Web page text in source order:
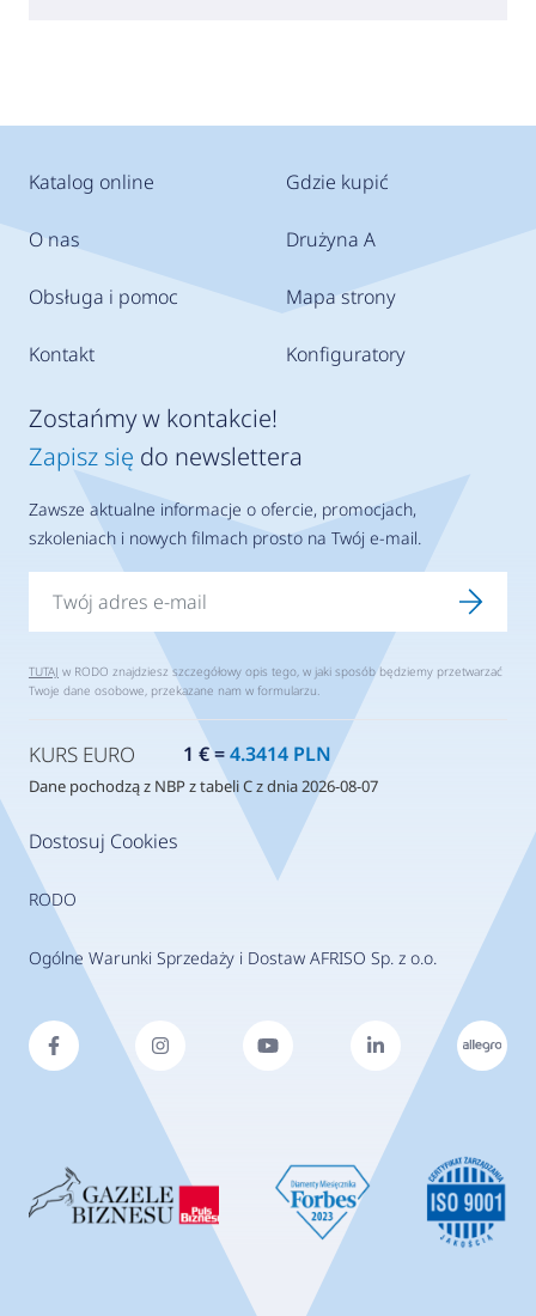
Katalog online
O nas
Obsługa i pomoc
Kontakt
Gdzie kupić
Drużyna A
Mapa strony
Konfiguratory
Dostosuj Cookies
RODO
Ogólne Warunki Sprzedaży i Dostaw AFRISO Sp. z o.o.
Zostańmy w kontakcie!
Zapisz się do newslettera
Zawsze aktualne informacje o ofercie, promocjach,
szkoleniach i nowych filmach prosto na Twój e-mail.
TUTAJ w RODO znajdziesz szczegółowy opis tego, w jaki sposób będziemy przetwarzać
Twoje dane osobowe, przekazane nam w formularzu.
KURS EURO 1 € =4.3414 PLN
Dane pochodzą z NBP z tabeli C z dnia 2026-08-07